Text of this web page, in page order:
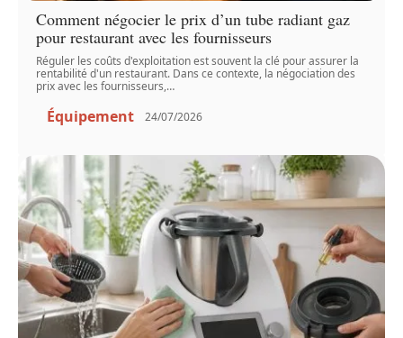
Comment négocier le prix d’un tube radiant gaz
pour restaurant avec les fournisseurs
Réguler les coûts d'exploitation est souvent la clé pour assurer la
rentabilité d'un restaurant. Dans ce contexte, la négociation des
prix avec les fournisseurs,…
Équipement 24/07/2026